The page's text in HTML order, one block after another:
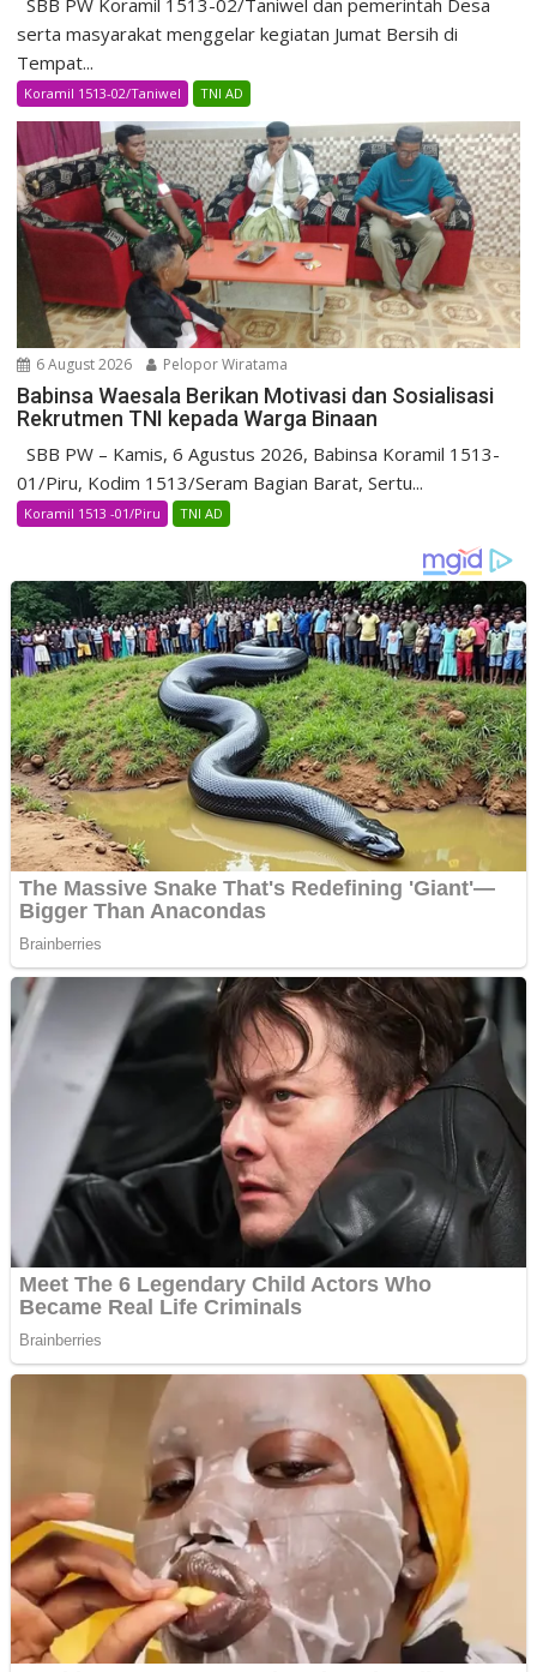
SBB PW Koramil 1513-02/Taniwel dan pemerintah Desa
serta masyarakat menggelar kegiatan Jumat Bersih di
Tempat...
Koramil 1513-02/Taniwel TNI AD
6 August 2026 Pelopor Wiratama
Babinsa Waesala Berikan Motivasi dan Sosialisasi
Rekrutmen TNI kepada Warga Binaan
SBB PW – Kamis, 6 Agustus 2026, Babinsa Koramil 1513-
01/Piru, Kodim 1513/Seram Bagian Barat, Sertu...
Koramil 1513 -01/Piru TNI AD